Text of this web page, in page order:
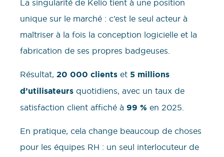
La singularité de Kelio tient à une position
unique sur le marché : c’est le seul acteur à
maîtriser à la fois la conception logicielle et la
fabrication de ses propres badgeuses.
Résultat, 20 000 clients et 5 millions
d’utilisateurs quotidiens, avec un taux de
satisfaction client affiché à 99 % en 2025.
En pratique, cela change beaucoup de choses
pour les équipes RH : un seul interlocuteur de